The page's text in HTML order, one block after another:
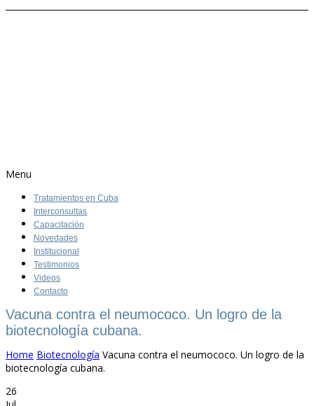
Menu
Tratamientos en Cuba
Interconsultas
Capacitación
Novedades
Institucional
Testimonios
Videos
Contacto
Vacuna contra el neumococo. Un logro de la
biotecnología cubana.
Home Biotecnología Vacuna contra el neumococo. Un logro de la
biotecnología cubana.
26